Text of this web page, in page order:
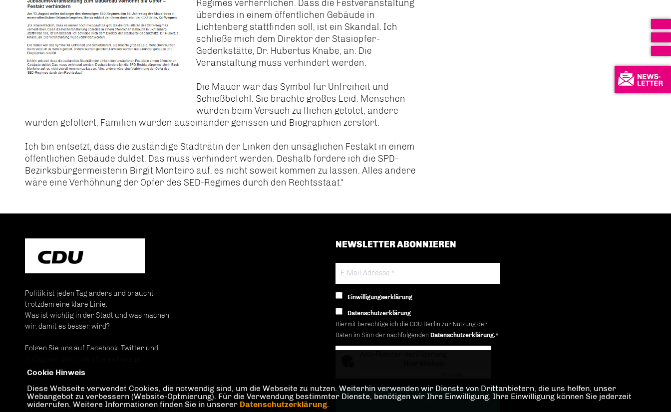
Regimes verherrlichen. Dass die Festveranstaltung
überdies in einem öffentlichen Gebäude in
Lichtenberg stattfinden soll, ist ein Skandal. Ich
schließe mich dem Direktor der Stasiopfer-
Gedenkstätte, Dr. Hubertus Knabe, an: Die
Veranstaltung muss verhindert werden.
Die Mauer war das Symbol für Unfreiheit und
Schießbefehl. Sie brachte großes Leid. Menschen
wurden beim Versuch zu fliehen getötet, andere
wurden gefoltert, Familien wurden auseinander gerissen und Biographien zerstört.
Ich bin entsetzt, dass die zuständige Stadträtin der Linken den unsäglichen Festakt in einem
öffentlichen Gebäude duldet. Das muss verhindert werden. Deshalb fordere ich die SPD-
Bezirksbürgermeisterin Birgit Monteiro auf, es nicht soweit kommen zu lassen. Alles andere
wäre eine Verhöhnung der Opfer des SED-Regimes durch den Rechtsstaat.“
Politik ist jeden Tag anders und braucht
trotzdem eine klare Linie.
Was ist wichtig in der Stadt und was machen
wir, damit es besser wird?
Folgen Sie uns auf Facebook, Twitter und
IMPRESSUM DATENSCHUTZ KONTAKT
NEWSLETTER ABONNIEREN
Einwilligungserklärung
Datenschutzerklärung
Hiermit berechtige ich die CDU Berlin zur Nutzung der
Daten im Sinn der nachfolgenden Datenschutzerklärung.*
Cookie Hinweis
Diese Webseite verwendet Cookies, die notwendig sind, um die Webseite zu nutzen. Weiterhin verwenden wir Dienste von Drittanbietern, die uns helfen, unser
Webangebot zu verbessern (Website-Optmierung). Für die Verwendung bestimmter Dienste, benötigen wir Ihre Einwilligung. Ihre Einwilligung können Sie jederzeit
widerrufen. Weitere Informationen finden Sie in unserer Datenschutzerklärung.